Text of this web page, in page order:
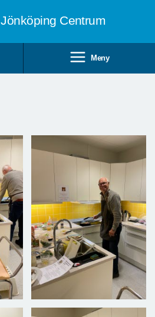
Jönköping Centrum
Meny